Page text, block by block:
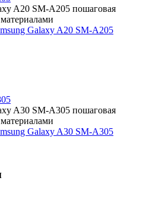
A20 SM-A205 пошаговая
Galaxy A20 SM-A205
A30 SM-A305 пошаговая
Galaxy A30 SM-A305